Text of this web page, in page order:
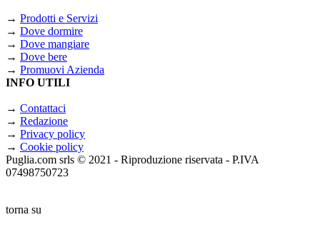
→ Prodotti e Servizi
→ Dove dormire
→ Dove mangiare
→ Dove bere
→ Promuovi Azienda
INFO UTILI
→ Contattaci
→ Redazione
→ Privacy policy
→ Cookie policy
Puglia.com srls © 2021 - Riproduzione riservata - P.IVA
07498750723
torna su